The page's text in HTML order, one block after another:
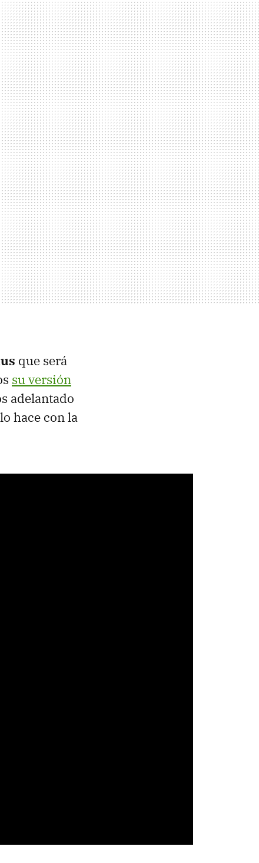
que será
su versión
adelantado
hace con la